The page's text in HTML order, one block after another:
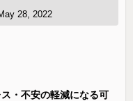
28, 2022
・不安の軽減になる可